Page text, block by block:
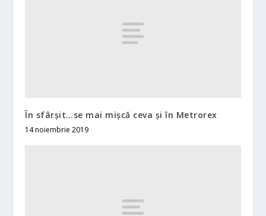
În sfârşit…se mai mişcă ceva şi în Metrorex
14 noiembrie 2019